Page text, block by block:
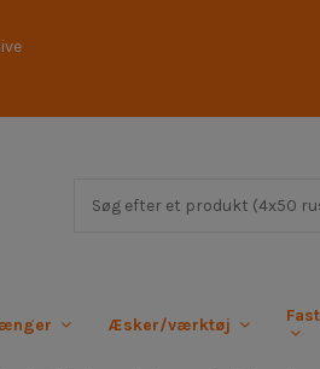
Æsker/værktøj